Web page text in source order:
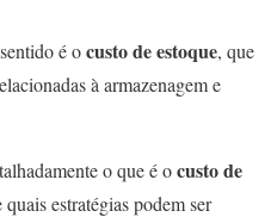
é ocusto de estoque, que
à armazenagem e
o que é ocusto de
estratégias podem ser